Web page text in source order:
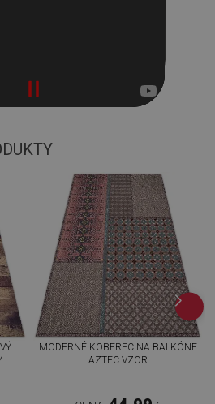
MODERNÉ KOBEREC NA BALKÓNE
AZTEC VZOR